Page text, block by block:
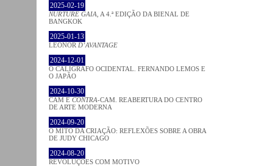
2025-02-19
NURTURE GAIA , A 4.ª EDIÇÃO DA BIENAL DE
BANGKOK
2025-01-13
LEONOR D’AVANTAGE
2024-12-01
O CALÍGRAFO OCIDENTAL. FERNANDO LEMOS E
O JAPÃO
2024-10-30
CAM E CONTRA-CAM. REABERTURA DO CENTRO
DE ARTE MODERNA
2024-09-20
O MITO DA CRIAÇÃO: REFLEXÕES SOBRE A OBRA
DE JUDY CHICAGO
2024-08-20
REVOLUÇÕES COM MOTIVO